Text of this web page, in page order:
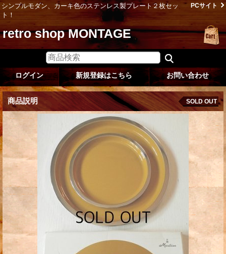
シンプルモダン、カーキ色のステンレス製プレート２枚セッ
ト！
PCサイト
retro shop MONTAGE
ログイン 新規登録はこちら お問い合わせ
商品説明 SOLD OUT